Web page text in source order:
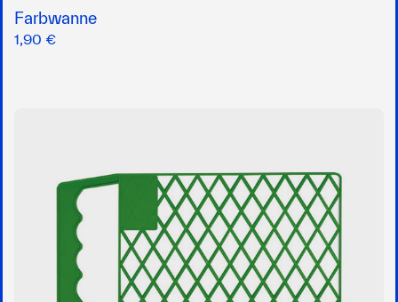
Farbwanne
1,90 €